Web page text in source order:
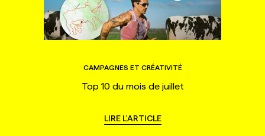
CAMPAGNES ET CRÉATIVITÉ
Top 10 du mois de juillet
LIRE L'ARTICLE